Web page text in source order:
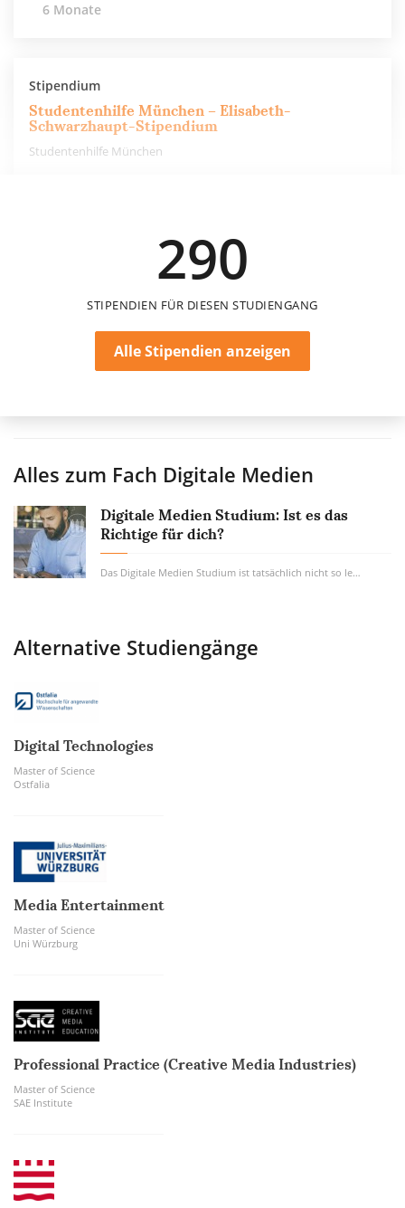
6 Monate
Stipendium
Studentenhilfe München – Elisabeth-
Schwarzhaupt-Stipendium
Studentenhilfe München
290
STIPENDIEN FÜR DIESEN STUDIENGANG
Alle Stipendien anzeigen
Alles zum Fach Digitale Medien
Digitale Medien Studium: Ist es das
Richtige für dich?
Das Digitale Medien Studium ist tatsächlich nicht so leicht zu definieren, denn es gibt...
Alternative Studiengänge
Digital Technologies
Master of Science
Ostfalia
Media Entertainment
Master of Science
Uni Würzburg
Professional Practice (Creative Media Industries)
Master of Science
SAE Institute